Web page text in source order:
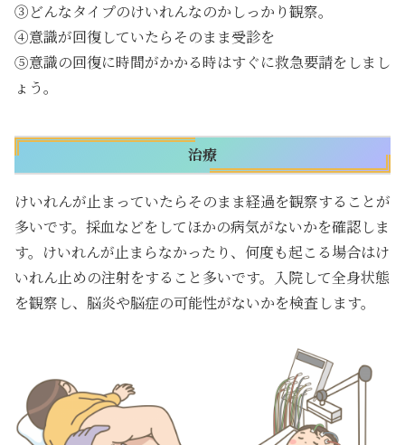
③どんなタイプのけいれんなのかしっかり観察。
④意識が回復していたらそのまま受診を
⑤意識の回復に時間がかかる時はすぐに救急要請をしまし
ょう。
治療
けいれんが止まっていたらそのまま経過を観察することが
多いです。採血などをしてほかの病気がないかを確認しま
す。けいれんが止まらなかったり、何度も起こる場合はけ
いれん止めの注射をすること多いです。入院して全身状態
を観察し、脳炎や脳症の可能性がないかを検査します。